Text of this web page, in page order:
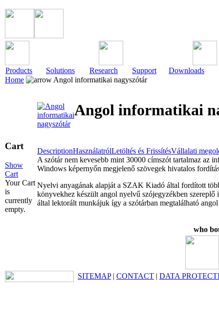
Products Solutions Research Support
Downloads
Home
Angol informatikai nagyszótár
Cart
Show
Cart
Your Cart
is
currently
empty.
Angol informatikai
DescriptionHasználatrólLetöltés és FrissítésVállalati
A szótár nem kevesebb mint 30000 címszót tartalmaz az
Windows képernyőn megjelenő szövegek hivatalos
Nyelvi anyagának alapját a SZAK Kiadó által fordított
könyvekhez készült angol nyelvű szójegyzékben
által lektorált munkájuk így a szótárban megtalálható
who
SITEMAP| CONTACT | DATA